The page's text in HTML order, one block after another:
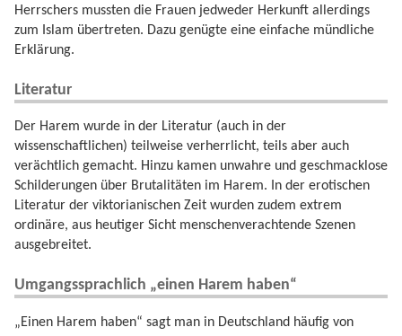
Herrschers mussten die Frauen jedweder Herkunft allerdings
zum Islam übertreten. Dazu genügte eine einfache mündliche
Erklärung.
Literatur
Der Harem wurde in der Literatur (auch in der
wissenschaftlichen) teilweise verherrlicht, teils aber auch
verächtlich gemacht. Hinzu kamen unwahre und geschmacklose
Schilderungen über Brutalitäten im Harem. In der erotischen
Literatur der viktorianischen Zeit wurden zudem extrem
ordinäre, aus heutiger Sicht menschenverachtende Szenen
ausgebreitet.
Umgangssprachlich „einen Harem haben“
„Einen Harem haben“ sagt man in Deutschland häufig von